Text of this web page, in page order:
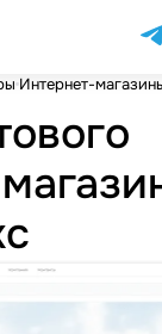
Интернет-